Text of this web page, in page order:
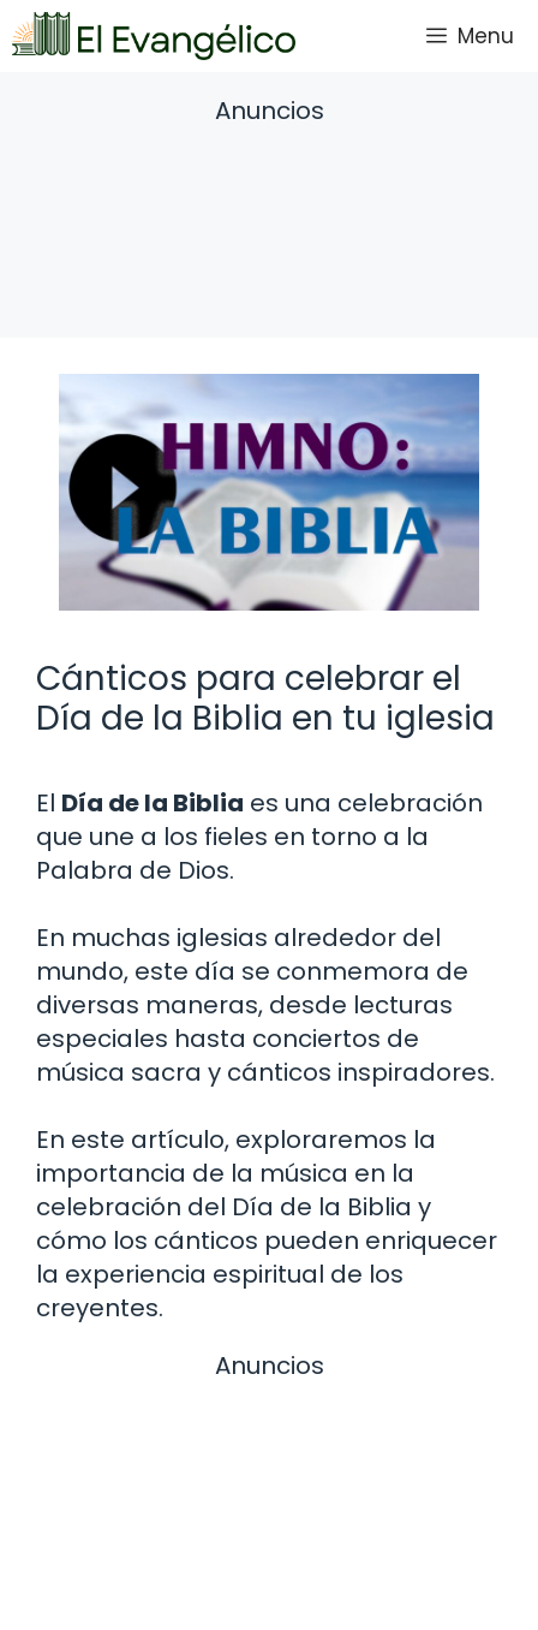
Saltar
al
Menu
Anuncios
Cánticos para celebrar el
Día de la Biblia en tu iglesia
El Día de la Biblia es una celebración
que une a los fieles en torno a la
Palabra de Dios.
En muchas iglesias alrededor del
mundo, este día se conmemora de
diversas maneras, desde lecturas
especiales hasta conciertos de
música sacra y cánticos inspiradores.
En este artículo, exploraremos la
importancia de la música en la
celebración del Día de la Biblia y
cómo los cánticos pueden enriquecer
la experiencia espiritual de los
creyentes.
Anuncios